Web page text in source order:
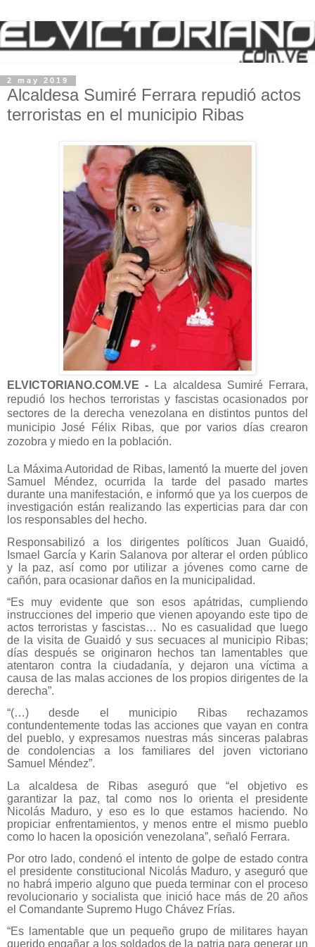
2 may 2019
Alcaldesa Sumiré Ferrara repudió actos
terroristas en el municipio Ribas
ELVICTORIANO.COM.VE -
La alcaldesa Sumiré Ferrara,
repudió los hechos terroristas y fascistas ocasionados por
sectores de la derecha venezolana en distintos puntos del
municipio José Félix Ribas, que por varios días crearon
zozobra y miedo en la población.
La Máxima Autoridad de Ribas, lamentó la muerte del joven
Samuel Méndez, ocurrida la tarde del pasado martes
durante una manifestación, e informó que ya los cuerpos de
investigación están realizando las experticias para dar con
los responsables del hecho.
Responsabilizó a los dirigentes políticos Juan Guaidó,
Ismael García y Karin Salanova por alterar el orden público
y la paz, así como por utilizar a jóvenes como carne de
cañón, para ocasionar daños en la municipalidad.
“Es muy evidente que son esos apátridas, cumpliendo
instrucciones del imperio que vienen apoyando este tipo de
actos terroristas y fascistas… No es casualidad que luego
de la visita de Guaidó y sus secuaces al municipio Ribas;
días después se originaron hechos tan lamentables que
atentaron contra la ciudadanía, y dejaron una víctima a
causa de las malas acciones de los propios dirigentes de la
derecha”.
“(…) desde el municipio Ribas rechazamos
contundentemente todas las acciones que vayan en contra
del pueblo, y expresamos nuestras más sinceras palabras
de condolencias a los familiares del joven victoriano
Samuel Méndez”.
La alcaldesa de Ribas aseguró que “el objetivo es
garantizar la paz, tal como nos lo orienta el presidente
Nicolás Maduro, y eso es lo que estamos haciendo. No
propiciar enfrentamientos, y menos entre el mismo pueblo
como lo hacen la oposición venezolana”, señaló Ferrara.
Por otro lado, condenó el intento de golpe de estado contra
el presidente constitucional Nicolás Maduro, y aseguró que
no habrá imperio alguno que pueda terminar con el proceso
revolucionario y socialista que inició hace más de 20 años
el Comandante Supremo Hugo Chávez Frías.
“Es lamentable que un pequeño grupo de militares hayan
querido engañar a los soldados de la patria para generar un